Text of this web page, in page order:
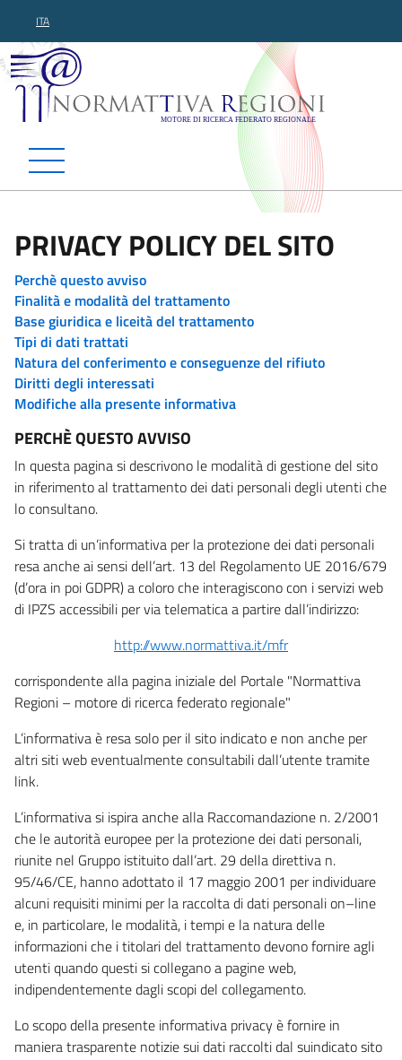
ITA
Normattiva Regioni -
PRIVACY POLICY DEL SITO
Perchè questo avviso
Finalità e modalità del trattamento
Base giuridica e liceità del trattamento
Tipi di dati trattati
Natura del conferimento e conseguenze del rifiuto
Diritti degli interessati
Modifiche alla presente informativa
PERCHÈ QUESTO AVVISO
In questa pagina si descrivono le modalità di gestione del sito
in riferimento al trattamento dei dati personali degli utenti che
lo consultano.
Si tratta di un’informativa per la protezione dei dati personali
resa anche ai sensi dell’art. 13 del Regolamento UE 2016/679
(d’ora in poi GDPR) a coloro che interagiscono con i servizi web
di IPZS accessibili per via telematica a partire dall’indirizzo:
http://www.normattiva.it/mfr
corrispondente alla pagina iniziale del Portale "Normattiva
Regioni – motore di ricerca federato regionale"
L’informativa è resa solo per il sito indicato e non anche per
altri siti web eventualmente consultabili dall’utente tramite
link.
L’informativa si ispira anche alla Raccomandazione n. 2/2001
che le autorità europee per la protezione dei dati personali,
riunite nel Gruppo istituito dall’art. 29 della direttiva n.
95/46/CE, hanno adottato il 17 maggio 2001 per individuare
alcuni requisiti minimi per la raccolta di dati personali on–line
e, in particolare, le modalità, i tempi e la natura delle
informazioni che i titolari del trattamento devono fornire agli
utenti quando questi si collegano a pagine web,
indipendentemente dagli scopi del collegamento.
Lo scopo della presente informativa privacy è fornire in
maniera trasparente notizie sui dati raccolti dal suindicato sito